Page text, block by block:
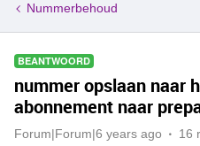
Nummerbehoud
BEANTWOORD
nummer opslaan naar
abonnement naar
Forum|Forum|6 years ago 16